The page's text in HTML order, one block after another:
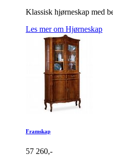
Klassisk hjørneskap med
Les mer om Hjørneskap
Framskap
57 260,-